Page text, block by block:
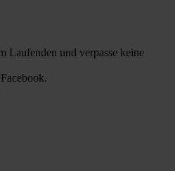
Laufenden und verpasse keine